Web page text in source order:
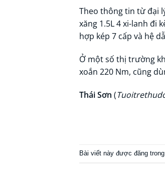
Theo thông tin từ đại
xăng 1.5L 4 xi-lanh đi
hợp kép 7 cấp và hệ
Ở một số thị trường
xoắn 220 Nm, cũng
Thái Sơn (
Bài viết này được đăng trong